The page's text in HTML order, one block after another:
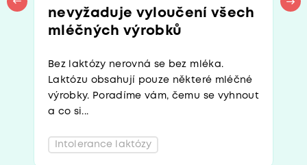
nevyžaduje vyloučení všech
mléčných výrobků
Bez laktózy nerovná se bez mléka.
Laktózu obsahují pouze některé mléčné
výrobky. Poradíme vám, čemu se vyhnout
a co si...
Intolerance laktózy